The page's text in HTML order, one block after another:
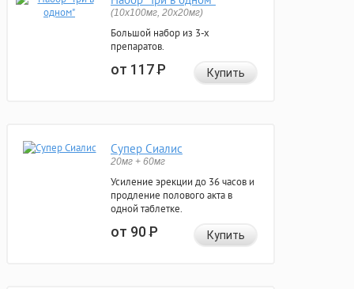
(10x100мг, 20x20мг)
Большой набор из 3-х
препаратов.
от 117Р Купить
Супер Сиалис
20мг + 60мг
Усиление эрекции до 36 часов и
продление полового акта в
одной таблетке.
от 90Р Купить